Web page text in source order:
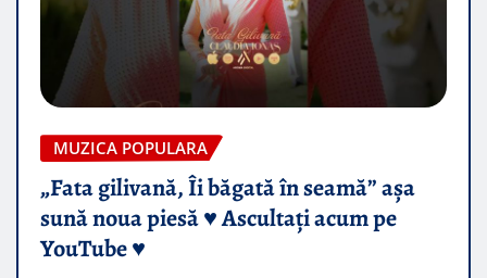
MUZICA POPULARA
„Fata gilivană, Îi băgată în seamă” așa
sună noua piesă ♥️ Ascultați acum pe
YouTube ♥️